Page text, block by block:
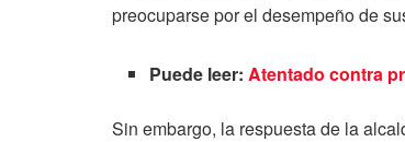
preocuparse por el desempeño de
Puede leer:Atentado contra
Sin embargo, la respuesta de la